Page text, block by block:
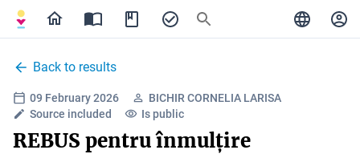
Back to results
09 February 2026
BICHIR CORNELIA LARISA
Source included
Is public
REBUS pentru înmulțire